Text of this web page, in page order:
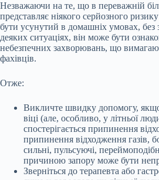
Незважаючи на те, що в переважній
представляє ніякого серйозного
бути усунутий в домашніх умовах, без
деяких ситуаціях, він може бути
небезпечних захворювань, що
фахівців.
Отже:
Викличте швидку допомогу,
віці (але, особливо, у літньої
спостерігається припинення
припинення відходження газів,
сильні, пульсуючі,
причиною запору може бути
Зверніться до терапевта або